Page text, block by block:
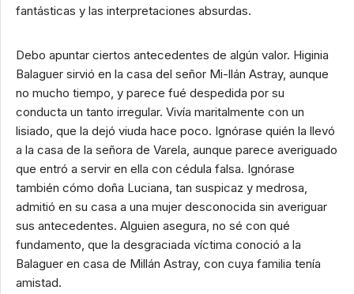
fantásticas y las interpretaciones absurdas.
Debo apuntar ciertos antecedentes de algún valor. Higinia
Balaguer sirvió en la casa del señor Mi-llán Astray, aunque
no mucho tiempo, y parece fué despedida por su
conducta un tanto irregular. Vivía maritalmente con un
lisiado, que la dejó viuda hace poco. Ignórase quién la llevó
a la casa de la señora de Varela, aunque parece averiguado
que entró a servir en ella con cédula falsa. Ignórase
también cómo doña Luciana, tan suspicaz y medrosa,
admitió en su casa a una mujer desconocida sin averiguar
sus antecedentes. Alguien asegura, no sé con qué
fundamento, que la desgraciada víctima conoció a la
Balaguer en casa de Millán Astray, con cuya familia tenía
amistad.